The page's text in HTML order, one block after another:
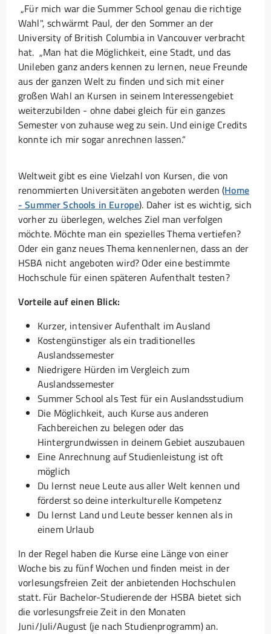
„Für mich war die Summer School genau die richtige
Wahl", schwärmt Paul, der den Sommer an der
University of British Columbia in Vancouver verbracht
hat. „Man hat die Möglichkeit, eine Stadt, und das
Unileben ganz anders kennen zu lernen, neue Freunde
aus der ganzen Welt zu finden und sich mit einer
großen Wahl an Kursen in seinem Interessengebiet
weiterzubilden - ohne dabei gleich für ein ganzes
Semester von zuhause weg zu sein. Und einige Credits
konnte ich mir sogar anrechnen lassen.“
Weltweit gibt es eine Vielzahl von Kursen, die von
renommierten Universitäten angeboten werden (Home
- Summer Schools in Europe). Daher ist es wichtig, sich
vorher zu überlegen, welches Ziel man verfolgen
möchte. Möchte man ein spezielles Thema vertiefen?
Oder ein ganz neues Thema kennenlernen, dass an der
HSBA nicht angeboten wird? Oder eine bestimmte
Hochschule für einen späteren Aufenthalt testen?
Vorteile auf einen Blick:
Kurzer, intensiver Aufenthalt im Ausland
Kostengünstiger als ein traditionelles
Auslandssemester
Niedrigere Hürden im Vergleich zum
Auslandssemester
Summer School als Test für ein Auslandsstudium
Die Möglichkeit, auch Kurse aus anderen
Fachbereichen zu belegen oder das
Hintergrundwissen in deinem Gebiet auszubauen
Eine Anrechnung auf Studienleistung ist oft
möglich
Du lernst neue Leute aus aller Welt kennen und
förderst so deine interkulturelle Kompetenz
Du lernst Land und Leute besser kennen als in
einem Urlaub
In der Regel haben die Kurse eine Länge von einer
Woche bis zu fünf Wochen und finden meist in der
vorlesungsfreien Zeit der anbietenden Hochschulen
statt. Für Bachelor-Studierende der HSBA bietet sich
die vorlesungsfreie Zeit in den Monaten
Juni/Juli/August (je nach Studienprogramm) an.